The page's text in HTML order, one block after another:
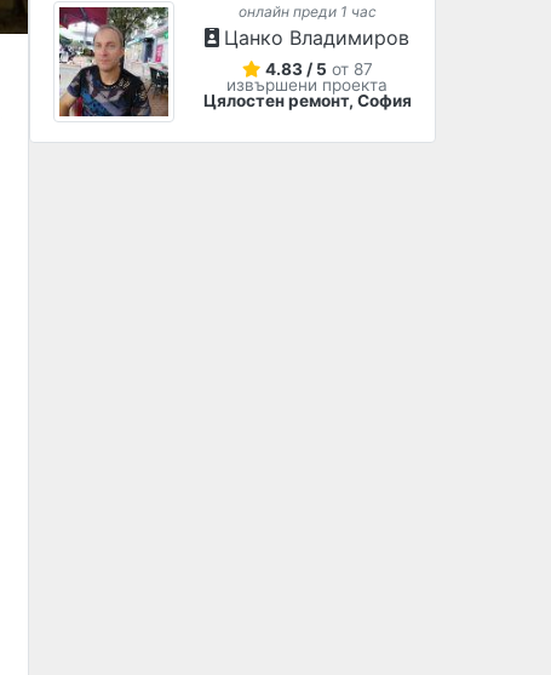
онлайн преди 1 час
Цанко Владимиров
4.83 / 5 от 87
извършени проекта
Цялостен ремонт, София